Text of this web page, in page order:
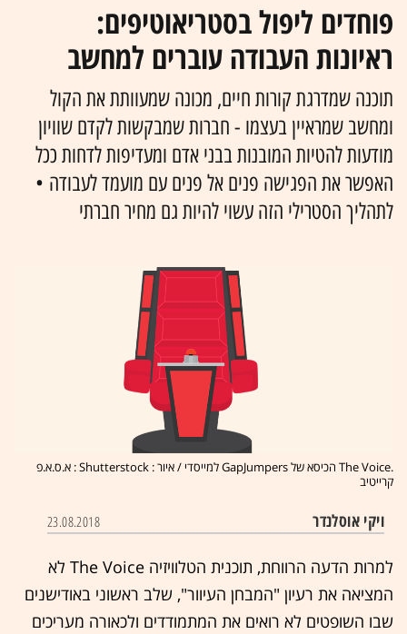
פוחדים ליפול בסטריאוטיפים:
ראיונות העבודה עוברים למחשב
תוכנה שמדרגת קורות חיים, מכונה שמעוותת את הקול
ומחשב שמראיין בעצמו - חברות שמבקשות לקדם שוויון
מודעות להטיות המובנות בבני אדם ומעדיפות לדחות ככל
האפשר את הפגישה פנים אל פנים עם מועמד לעבודה •
לתהליך הסטרילי הזה עשוי להיות גם מחיר חברתי
.The Voice הכיסא של GapJumpers למייסדי / איור : Shutterstock : א.ס.א.פ
קרייטיב
ויקי אוסלנדר 23.08.2018
למרות הדעה הרווחת, תוכנית הטלוויזיה The Voice לא
המציאה את רעיון "המבחן העיוור", שלב ראשוני באודישנים
שבו השופטים לא רואים את המתמודדים ולכאורה מעריכים